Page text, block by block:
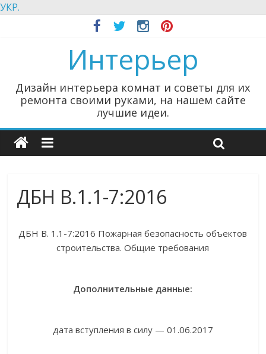
УКР.
Интерьер
Дизайн интерьера комнат и советы для их
ремонта своими руками, на нашем сайте
лучшие идеи.
ДБН В.1.1-7:2016
ДБН В. 1.1-7:2016 Пожарная безопасность объектов
строительства. Общие требования
Дополнительные данные:
дата вступления в силу — 01.06.2017